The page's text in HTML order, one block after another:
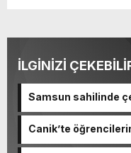
İLGİNİZİ
Samsun sahilinde
Canik’te